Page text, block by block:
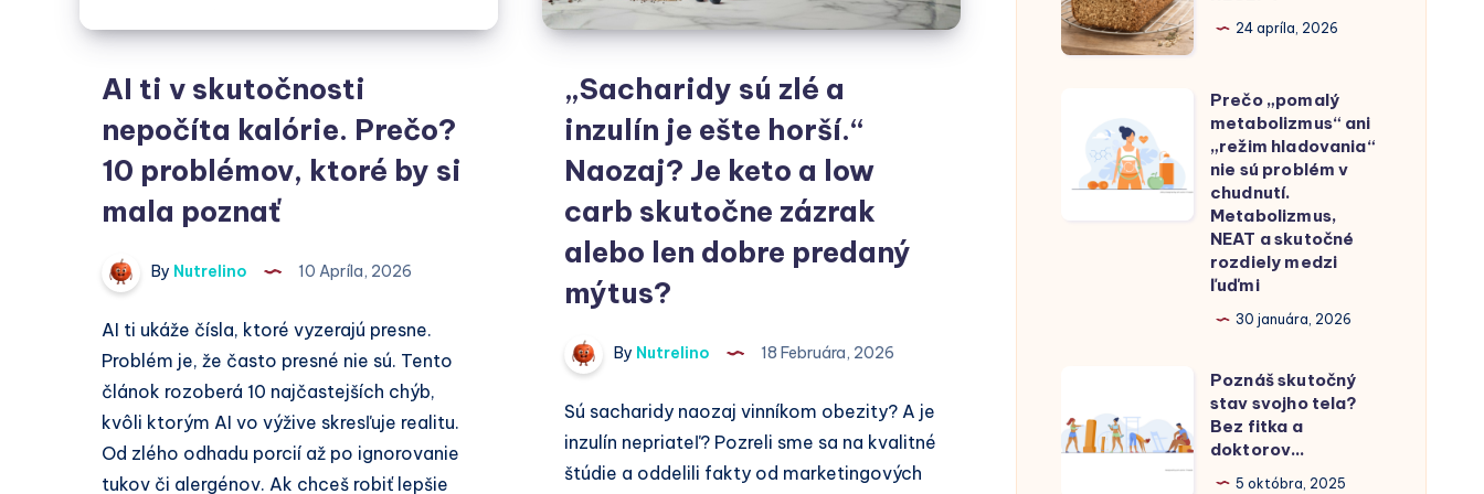
AI ti v skutočnosti
nepočíta kalórie. Prečo?
10 problémov, ktoré by si
mala poznať
By Nutrelino 10 Apríla, 2026
AI ti ukáže čísla, ktoré vyzerajú presne.
Problém je, že často presné nie sú. Tento
článok rozoberá 10 najčastejších chýb,
kvôli ktorým AI vo výžive skresľuje realitu.
Od zlého odhadu porcií až po ignorovanie
tukov či alergénov. Ak chceš robiť lepšie
„Sacharidy sú zlé a
inzulín je ešte horší.“
Naozaj? Je keto a low
carb skutočne zázrak
alebo len dobre predaný
mýtus?
By Nutrelino 18 Februára, 2026
Sú sacharidy naozaj vinníkom obezity? A je
inzulín nepriateľ? Pozreli sme sa na kvalitné
štúdie a oddelili fakty od marketingových
keto
a
skutočne
zázrak
vločiek
a
RECEPT
24 apríla, 2026
„pomalý
metabolizmus“
ani
chudnutí.
Metabolizmus,
Prečo „pomalý
metabolizmus“ ani
„režim hladovania“
nie sú problém v
chudnutí.
Metabolizmus,
NEAT a skutočné
rozdiely medzi
ľuďmi
30 januára, 2026
skutočný
stav
Poznáš skutočný
stav svojho tela?
Bez fitka a
doktorov…
5 októbra, 2025